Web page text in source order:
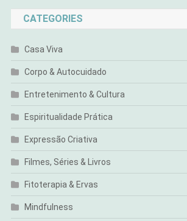
CATEGORIES
Casa Viva
Corpo & Autocuidado
Entretenimento & Cultura
Espiritualidade Prática
Expressão Criativa
Filmes, Séries & Livros
Fitoterapia & Ervas
Mindfulness